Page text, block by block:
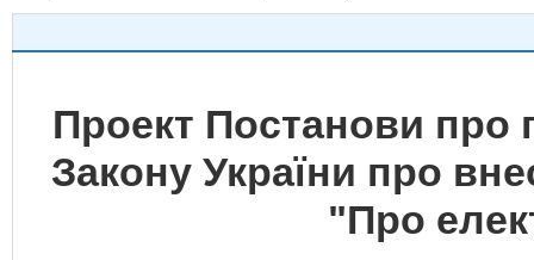
Проект Постанови про
Закону України про
"Про